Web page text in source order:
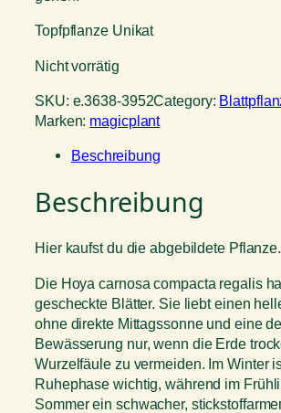
Topfpflanze Unikat
Nicht vorrätig
SKU: e.3638-3952Category:
Marken: magicplant
Beschreibung
Beschreibung
Hier kaufst du die abgebildete Pflanze.
Die Hoya carnosa compacta regalis
gescheckte Blätter. Sie liebt einen
ohne direkte Mittagssonne und eine
Bewässerung nur, wenn die Erde
Wurzelfäule zu vermeiden. Im Winter
Ruhephase wichtig, während im
Sommer ein schwacher,